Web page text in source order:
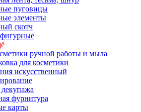
пуговицы
элементы
скотч
ручной работы и мыла
для косметики
искусственный
фурнитура
карты